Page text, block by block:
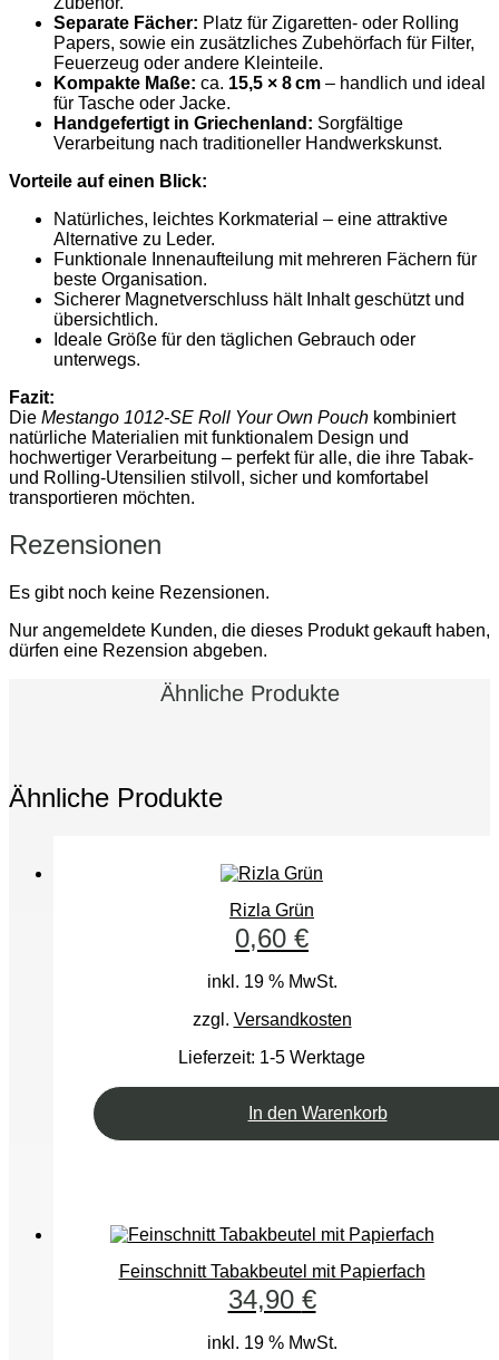
Separate Fächer: Platz für Zigaretten‑ oder Rolling
Papers, sowie ein zusätzliches Zubehörfach für Filter,
Feuerzeug oder andere Kleinteile.
Kompakte Maße: ca. 15,5 × 8 cm – handlich und ideal
für Tasche oder Jacke.
Handgefertigt in Griechenland: Sorgfältige
Verarbeitung nach traditioneller Handwerkskunst.
Vorteile auf einen Blick:
Natürliches, leichtes Korkmaterial – eine attraktive
Alternative zu Leder.
Funktionale Innenaufteilung mit mehreren Fächern für
beste Organisation.
Sicherer Magnetverschluss hält Inhalt geschützt und
übersichtlich.
Ideale Größe für den täglichen Gebrauch oder
unterwegs.
Fazit:
Die Mestango 1012‑SE Roll Your Own Pouch kombiniert
natürliche Materialien mit funktionalem Design und
hochwertiger Verarbeitung – perfekt für alle, die ihre Tabak‑
und Rolling‑Utensilien stilvoll, sicher und komfortabel
transportieren möchten.
Rezensionen
Es gibt noch keine Rezensionen.
Nur angemeldete Kunden, die dieses Produkt gekauft haben,
dürfen eine Rezension abgeben.
Ähnliche Produkte
Ähnliche Produkte
Rizla Grün
0,60 €
inkl. 19 % MwSt.
zzgl. Versandkosten
Lieferzeit: 1-5 Werktage
In den Warenkorb
Feinschnitt Tabakbeutel mit Papierfach
34,90 €
inkl. 19 % MwSt.